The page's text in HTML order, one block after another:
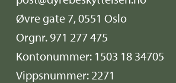
Øvre gate 7, 0551 Oslo
Orgnr. 971 277 475
Kontonummer: 1503 18 34705
Vippsnummer: 2271